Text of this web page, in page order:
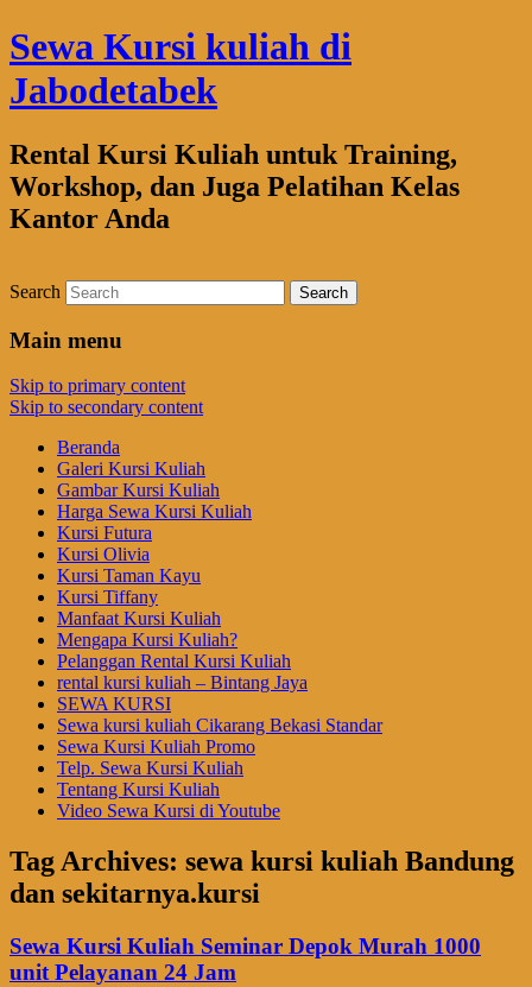
Sewa Kursi kuliah di
Jabodetabek
Rental Kursi Kuliah untuk Training,
Workshop, dan Juga Pelatihan Kelas
Kantor Anda
Search
Main menu
Skip to primary content
Skip to secondary content
Beranda
Galeri Kursi Kuliah
Gambar Kursi Kuliah
Harga Sewa Kursi Kuliah
Kursi Futura
Kursi Olivia
Kursi Taman Kayu
Kursi Tiffany
Manfaat Kursi Kuliah
Mengapa Kursi Kuliah?
Pelanggan Rental Kursi Kuliah
rental kursi kuliah – Bintang Jaya
SEWA KURSI
Sewa kursi kuliah Cikarang Bekasi Standar
Sewa Kursi Kuliah Promo
Telp. Sewa Kursi Kuliah
Tentang Kursi Kuliah
Video Sewa Kursi di Youtube
Tag Archives: sewa kursi kuliah Bandung
dan sekitarnya.kursi
Sewa Kursi Kuliah Seminar Depok Murah 1000
unit Pelayanan 24 Jam